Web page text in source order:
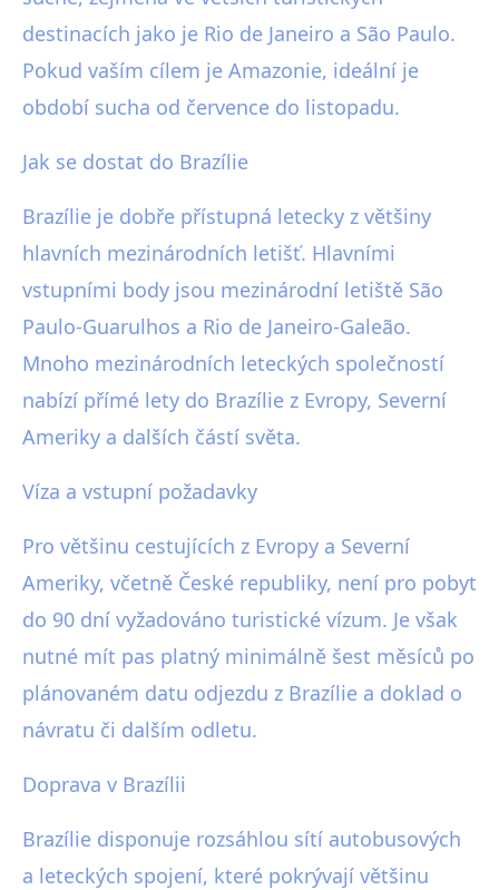
destinacích jako je Rio de Janeiro a São Paulo.
Pokud vaším cílem je Amazonie, ideální je
období sucha od července do listopadu.
Jak se dostat do Brazílie
Brazílie je dobře přístupná letecky z většiny
hlavních mezinárodních letišť. Hlavními
vstupními body jsou mezinárodní letiště São
Paulo-Guarulhos a Rio de Janeiro-Galeão.
Mnoho mezinárodních leteckých společností
nabízí přímé lety do Brazílie z Evropy, Severní
Ameriky a dalších částí světa.
Víza a vstupní požadavky
Pro většinu cestujících z Evropy a Severní
Ameriky, včetně České republiky, není pro pobyt
do 90 dní vyžadováno turistické vízum. Je však
nutné mít pas platný minimálně šest měsíců po
plánovaném datu odjezdu z Brazílie a doklad o
návratu či dalším odletu.
Doprava v Brazílii
Brazílie disponuje rozsáhlou sítí autobusových
a leteckých spojení, které pokrývají většinu